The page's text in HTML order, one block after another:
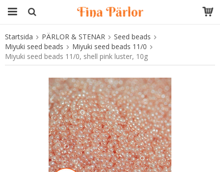
Produkten har blivit tillagd i varukorgen
Startsida PÄRLOR & STENAR
Seed beads
Miyuki seed beads
Miyuki seed beads 11/0
Miyuki seed beads 11/0, shell pink luster, 10g